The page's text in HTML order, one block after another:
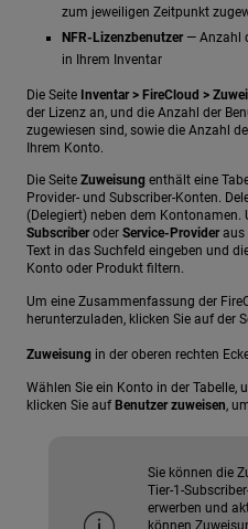
zum jeweiligen Zeitpunkt
NFR-Lizenzbenutzer— Anzahl
in Ihrem Inventar
Die Seite Inventar > FireCloud >
der Lizenz an, und die Anzahl der
zugewiesen sind, sowie die Anzahl
Ihrem Konto.
Die Seite Zuweisung enthält eine
Provider- und Subscriber-Konten.
(Delegiert) neben dem Kontonamen.
Subscriberoder Service-Provideraus
Text in das Suchfeld eingeben und
Konto oder Produkt filtern.
Um eine Zusammenfassung der
herunterzuladen, klicken Sie auf der
Zuweisung in der oberen rechten
Wählen Sie ein Konto in der Tabelle,
klicken Sie auf Benutzer zuweisen,
Sie können die
Tier-1-
erwerben und
können